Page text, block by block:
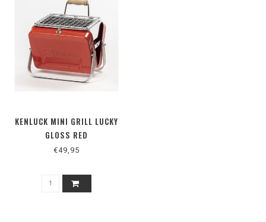
KENLUCK MINI GRILL LUCKY
GLOSS RED
€49,95